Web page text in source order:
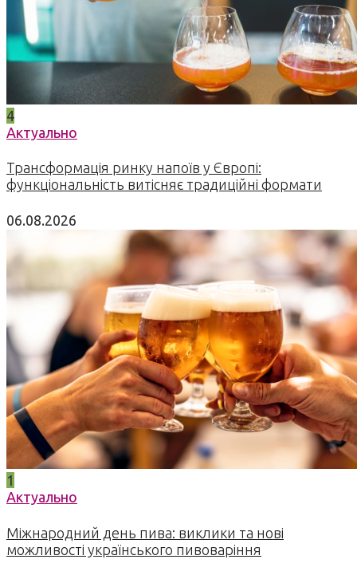
4
Актуально
Трансформація ринку напоїв у Європі:
функціональність витісняє традиційні формати
06.08.2026
1
Актуально
Міжнародний день пива: виклики та нові
можливості українського пивоваріння